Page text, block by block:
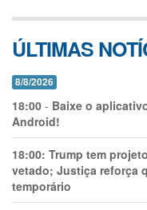
ÚLTIMAS
8/8/2026
18:00 - Baixe o
Android!
18:00: Trump tem
vetado; Justiça reforça
temporário